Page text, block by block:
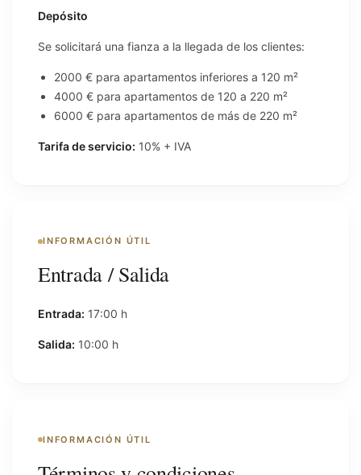
Depósito
Se solicitará una fianza a la llegada de los clientes:
2000 € para apartamentos inferiores a 120 m²
4000 € para apartamentos de 120 a 220 m²
6000 € para apartamentos de más de 220 m²
Tarifa de servicio: 10% + IVA
INFORMACIÓN ÚTIL
Entrada / Salida
Entrada: 17:00 h
Salida: 10:00 h
INFORMACIÓN ÚTIL